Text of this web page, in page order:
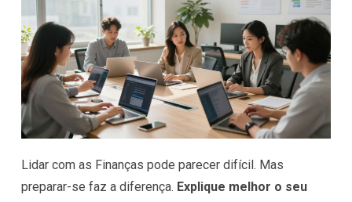
Lidar com as Finanças pode parecer difícil. Mas
preparar-se faz a diferença. Explique melhor o seu